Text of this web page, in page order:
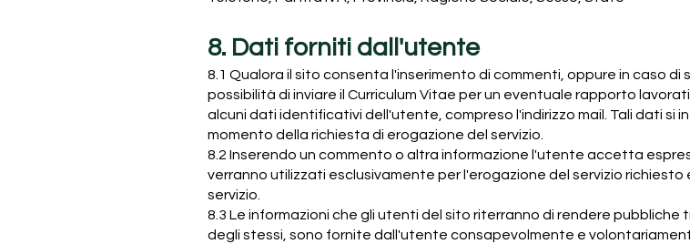
8. Dati forniti dall'utente
8.1 Qualora il sito consenta l'inserimento di commenti, oppure in caso
possibilità di inviare il Curriculum Vitae per un eventuale rapporto
alcuni dati identificativi dell'utente, compreso l'indirizzo mail. Tali dati
momento della richiesta di erogazione del servizio.
8.2 Inserendo un commento o altra informazione l'utente accetta
verranno utilizzati esclusivamente per l'erogazione del servizio richiesto
servizio.
8.3 Le informazioni che gli utenti del sito riterranno di rendere pubbliche
degli stessi, sono fornite dall'utente consapevolmente e